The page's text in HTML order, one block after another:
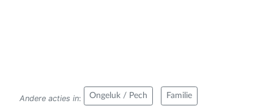
Andere acties in: Ongeluk / Pech Familie